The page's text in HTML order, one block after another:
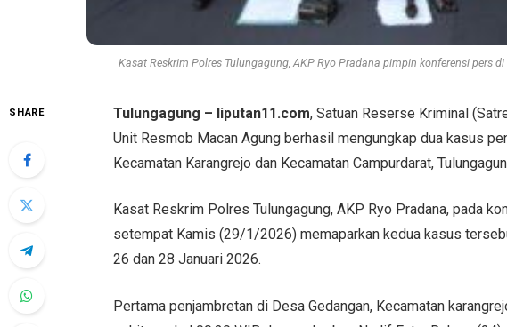
Kasat Reskrim Polres Tulungagung, AKP Ryo Pradana pimpin konferensi pers
SHARE Tulungagung – liputan11.com, Satuan Reserse Kriminal
Unit Resmob Macan Agung berhasil mengungkap dua kasus
Kecamatan Karangrejo dan Kecamatan Campurdarat,
Kasat Reskrim Polres Tulungagung, AKP Ryo Pradana, pada
setempat Kamis (29/1/2026) memaparkan kedua kasus
26 dan 28 Januari 2026.
Pertama penjambretan di Desa Gedangan, Kecamatan